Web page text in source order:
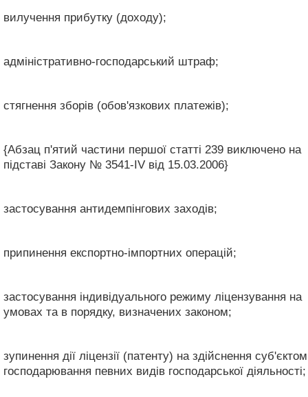
вилучення прибутку (доходу);
адміністративно-господарський штраф;
стягнення зборів (обов'язкових платежів);
{Абзац п'ятий частини першої статті 239 виключено на
підставі Закону № 3541-IV від 15.03.2006}
застосування антидемпінгових заходів;
припинення експортно-імпортних операцій;
застосування індивідуального режиму ліцензування на
умовах та в порядку, визначених законом;
зупинення дії ліцензії (патенту) на здійснення суб'єктом
господарювання певних видів господарської діяльності;